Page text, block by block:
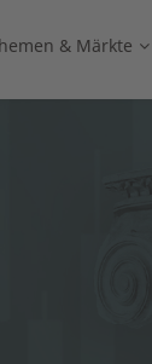
& Märkte